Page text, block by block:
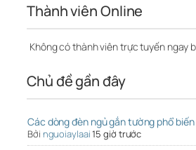
Thành viên Online
Không có thành viên trực tuyến ngay
Chủ đề gần đây
Các dòng đèn ngủ gắn tường phổ
Bởi nguoiaylaai15 giờ trước